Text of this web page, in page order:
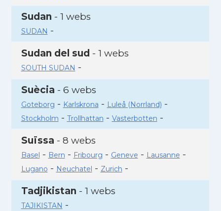
Sudan - 1 webs
SUDAN -
Sudan del sud - 1 webs
SOUTH SUDAN -
Suècia - 6 webs
Goteborg - Karlskrona - Luleå (Norrland) -
Stockholm - Trollhattan - Vasterbotten -
Suïssa - 8 webs
Basel - Bern - Fribourg - Geneve - Lausanne -
Lugano - Neuchatel - Zurich -
Tadjikistan - 1 webs
TAJIKISTAN -